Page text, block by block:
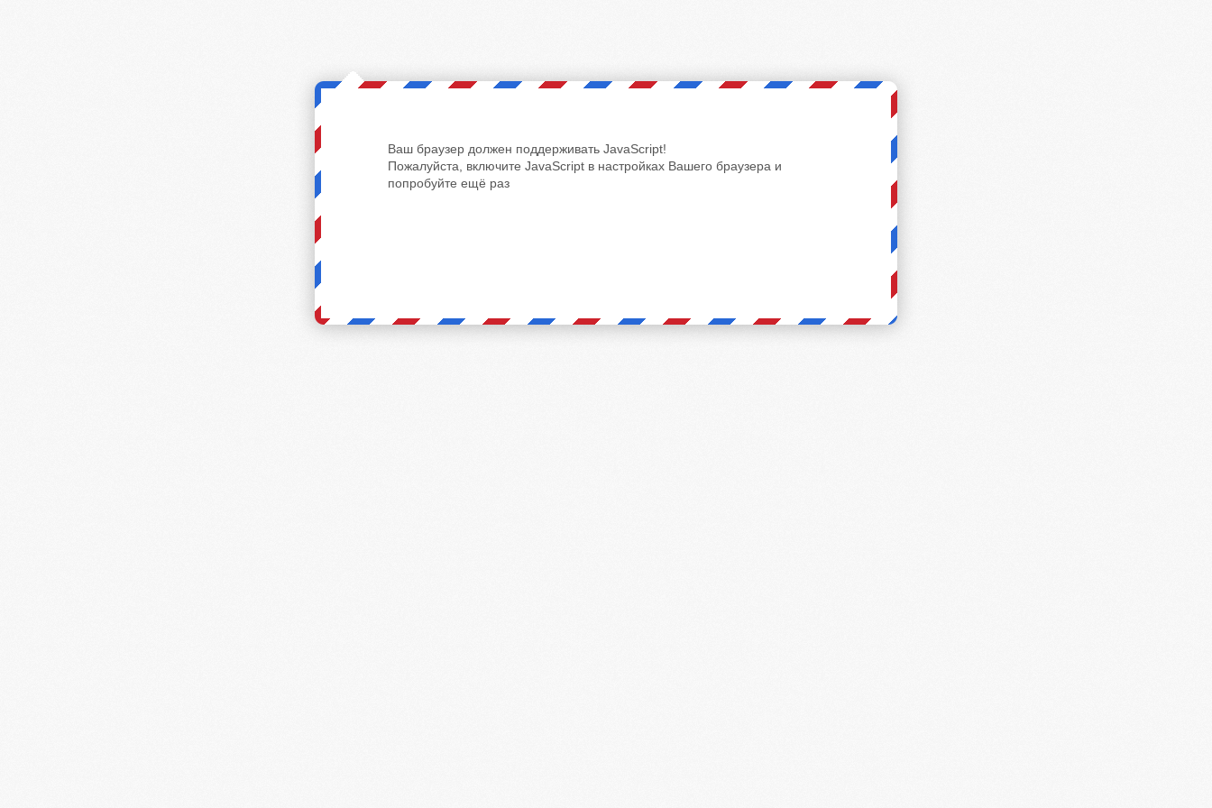
Ваш браузер должен поддерживать JavaScript!
Пожалуйста, включите JavaScript в настройках Вашего браузера и
попробуйте ещё раз